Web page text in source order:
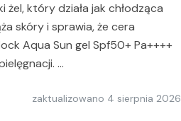
żel, który działa jak chłodząca
skóry i sprawia, że cera
Aqua Sun gel Spf50+ Pa++++
…
zaktualizowano 4 sierpnia 2026